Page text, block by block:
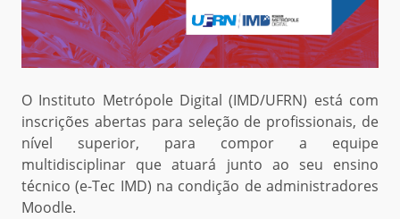
O Instituto Metrópole Digital (IMD/UFRN) está com
inscrições abertas para seleção de profissionais, de
nível superior, para compor a equipe
multidisciplinar que atuará junto ao seu ensino
técnico (e-Tec IMD) na condição de administradores
Moodle.